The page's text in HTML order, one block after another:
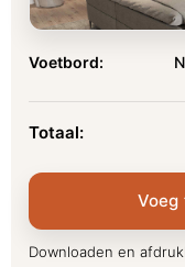
Nee
Voetbord:
Totaal:
Voeg
Downloaden en